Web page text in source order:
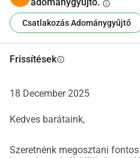
helyiek természetjárásra és
hanyagság, az illegális
állatvilággal és a békét kereső
építenének, a hatóságoknak a
befektetniük ami javítaná az
info
Csatlakozás Adománygyűjtő
Frissítésekinfo
18 December 2025
Kedves barátaink,
Szeretnénk megosztani